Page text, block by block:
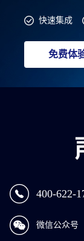
快速集成
免费体
400-622-
微信公众号